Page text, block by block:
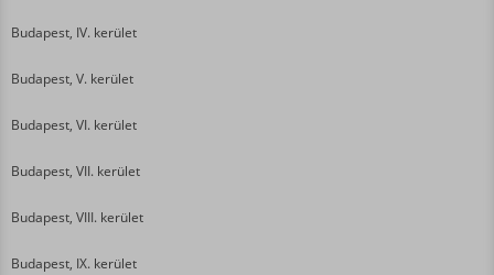
Budapest, IV. kerület
Budapest, V. kerület
Budapest, VI. kerület
Budapest, VII. kerület
Budapest, VIII. kerület
Budapest, IX. kerület